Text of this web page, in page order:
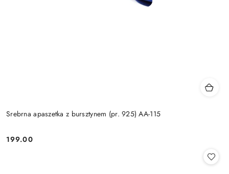
Srebrna apaszetka z bursztynem (pr. 925) AA-115
Cena:
199.00